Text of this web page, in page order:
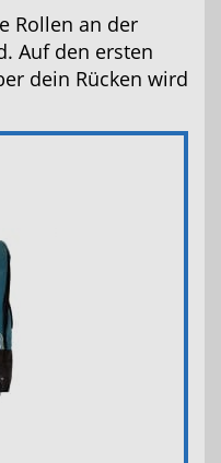
Rollen an der
Auf den ersten
dein Rücken wird